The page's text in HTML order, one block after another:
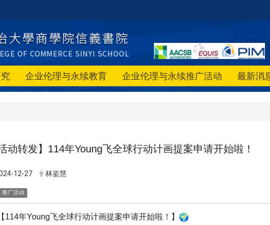
企业伦理与永续教育 企业伦理与永续推广活动 最新消
动转发】 114年Young飞全球行动计画提案申请开始啦！
12-27 林姿慧
推广活动
【114年Young飞全球行动计画提案申请开始啦！】